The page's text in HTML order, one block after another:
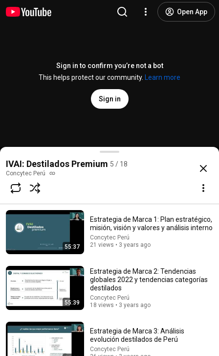
Open App
Sign in to confirm you’re not a bot
This helps protect our community.
Learn more
Sign in
Identidad de Marca 1: El ADN de la marca
@ConcytecPeru
Subscribe
IVAI: Destilados Premium 5 / 18
Concytec Perú
55:37
Estrategia de Marca 1: Plan estratégico,
misión, visión y valores y análisis interno
Concytec Perú
21 views • 3 years ago
55:39
Estrategia de Marca 2: Tendencias
globales 2022 y tendencias categorías
destilados
Concytec Perú
18 views • 3 years ago
Estrategia de Marca 3: Análisis
evolución destilados de Perú
Concytec Perú